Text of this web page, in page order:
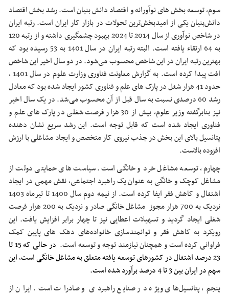
سوم، توسعه بخش های نوآورانه و اقتصاد دانش بنیان است. رشد بخش اقتصاد
دانش‌بنیان یکی از امیدبخش‌ترین تحولات در بازار کار ایران است. رتبه ایران
در شاخص نوآوری از سال 2014 تا 2024 بهبود چشمگیری داشته و از رتبه 120
به 64 ارتقاء یافته است. البته رتبه ایران در سال 1401 به 53 رسیده بود که
بهترین رتبه ایران در این شاخص محسوب می‌شود. در دو سال اخیر این شاخص
افت پیدا کرده است. به گزارش معاونت فناوری وزارت علوم در سال 1401 ،
حدود 41 هزار شغل در پارک های علم و فناوری کشور ایجاد شده بود که معادل
رشد 60 درصدی نسبت به سال قبل از آن محسوب می‌شد. در یک سال اخیر
نیز بنابرگفته وزیر علوم، بیش از 30 هزار فرصت شغلی در پارک های علم و
فناوری ایجاد شده است که قابل توجه است. این رشد سریع نشان دهنده
پتانسیل بالای این بخش در جذب نیروی کار متخصص و ایجاد مشاغلی با ارزش
افزوده بالاست.
چهارم، توسعه مشاغل خرد و خانگی است. سیاست های حمایتی دولت از
مشاغل کوچک و خانگی به عنوان یک راهبرد اجتماعی، نقش مهمی در ایجاد
اشتغال و کاهش فقر ایفا کرده است. از نیمه دوم سال 1400 تا تیرماه 1403
نزدیک به 700 هزار مجوز مشاغل خانگی صادر و نزدیک به 200 هزار فرصت
شغلی ایجاد گردید و تسهیلات اعطایی نیز تا چهار برابر افزایش یافت. این
رویکرد به کاهش فقر و توانمندسازی خانواده‌های دهک های پایین کمک
فراوانی کرده است و همچنان نیازمند توجه و توسعه است. در حالی که15تا
23درصد اشتغال در کشورهای توسعه یافته متعلق به مشاغل خانگی است، این
سهم در ایران بین3تا4درصد برآورد شده است.
پنجم، پتانسیل‌های ویژه در صنایع راهبردی و صادرات است. ایران از